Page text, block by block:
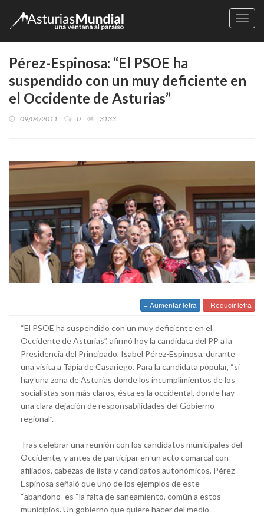
Pérez-Espinosa: “El PSOE ha
suspendido con un muy deficiente en
el Occidente de Asturias”
09/04/2011 0 3133
+ Aumentar letra - Reducir letra
“El PSOE ha suspendido con un muy deficiente en el
Occidente de Asturias”, afirmó hoy la candidata del PP a la
Presidencia del Principado, Isabel Pérez-Espinosa, durante
una visita a Tapia de Casariego. Para la candidata popular, “si
hay una zona de Asturias donde los incumplimientos de los
socialistas son más claros, ésta es la occidental, donde hay
una clara dejación de responsabilidades del Gobierno
regional”.
Tras celebrar una reunión con los candidatos municipales del
Occidente, y antes de participar en un acto comarcal con
afiliados, cabezas de lista y candidatos autonómicos, Pérez-
Espinosa señaló que uno de los ejemplos de este
“abandono” es “la falta de saneamiento, común a estos
municipios. Un gobierno que quiere hacer del medio